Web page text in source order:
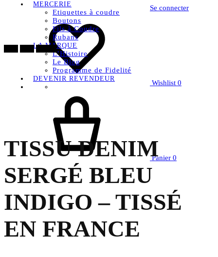
Se connecter
Wishlist 0
Panier 0
MERCERIE
Etiquettes à coudre
Boutons
Fils à Coudre
Rubans
LA MARQUE
L’Histoire
Le Blog
Programme de Fidelité
DEVENIR REVENDEUR
TISSU DENIM
SERGÉ BLEU
INDIGO – TISSÉ
EN FRANCE